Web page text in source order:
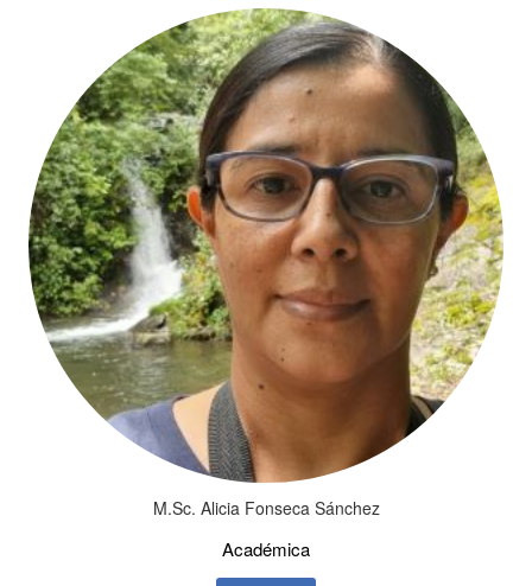
M.Sc. Alicia Fonseca Sánchez
Académica